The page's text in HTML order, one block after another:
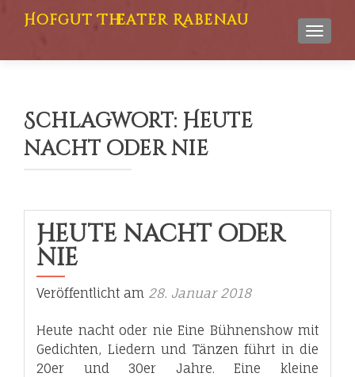
Hofgut Theater Rabenau
Schlagwort: Heute
nacht oder nie
Heute nacht oder
nie
Veröffentlicht am 28. Januar 2018
Heute nacht oder nie Eine Bühnenshow mit
Gedichten, Liedern und Tänzen führt in die
20er und 30er Jahre. Eine kleine